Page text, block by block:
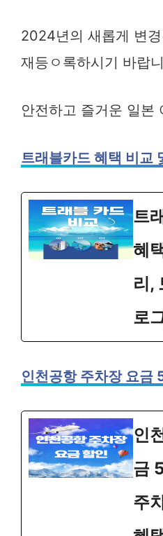
2024년의 새롭게 변
재등ㅇ록하시기 바랍
안전하고 즐거운 일본
트래블카드 혜택 비교
트
혜
리,
로
인천공항 주차장 요금
인
금
주